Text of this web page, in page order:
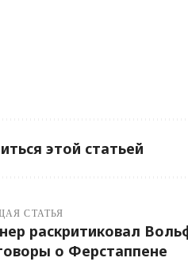
этой статьей
СТАТЬЯ
раскритиковал
о Ферстаппене